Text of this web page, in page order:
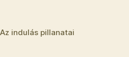
Az indulás pillanatai